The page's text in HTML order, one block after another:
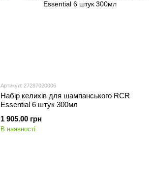
Артикул: 27287020006
Набір келихів для шампанського RCR
Essential 6 штук 300мл
1 905.00 грн
В наявності